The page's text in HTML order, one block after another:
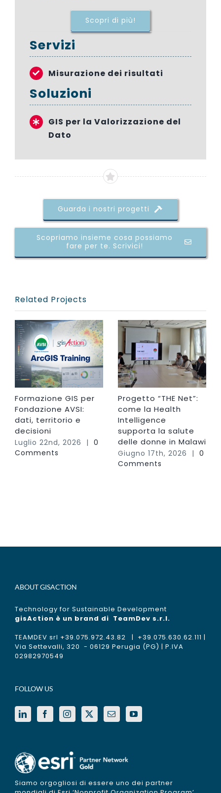
Scopri di più!
Servizi
Misurazione dei risultati
Soluzioni
GIS per la Valorizzazione del
Dato
Guarda i nostri progetti
Scopriamo insieme cosa possiamo
fare per te. Scrivici!
Related Projects
Formazione GIS per
Fondazione AVSI:
dati, territorio e
decisioni
Luglio 22nd, 2026 | 0
Comments
Progetto “THE Net”:
come la Health
Intelligence
supporta la salute
delle donne in Malawi
Giugno 17th, 2026 | 0
Comments
ABOUT GISACTION
Technology for Sustainable Development
gisAction è un brand di TeamDev s.r.l.
TEAMDEV srl +39.075.972.43.82 | +39.075.630.62.111 |
Via Settevalli, 320 - 06129 Perugia (PG) | P.IVA
02982970549
FOLLOW US
Siamo orgogliosi di essere uno dei partner